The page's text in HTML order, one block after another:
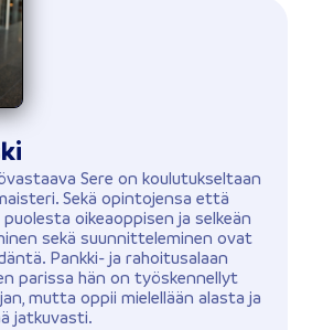
Sere on koulutukseltaan
Sekä opintojensa että
oikeaoppisen ja selkeän
sekä suunnitteleminen ovat
Pankki- ja rahoitusalaan
parissa hän on työskennellyt
mutta oppii mielellään alasta ja
jatkuvasti.